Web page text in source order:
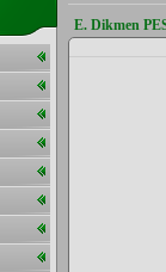
E. Dikmen